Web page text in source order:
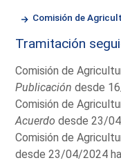
Comisión de
Tramitación
Comisión de
Publicación desde
Comisión de
Acuerdo desde 23/
Comisión de
desde 23/04/2024